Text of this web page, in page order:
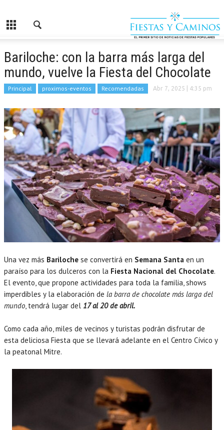
Bariloche: con la barra más larga del
mundo, vuelve la Fiesta del Chocolate
Principal proximos-eventos Recomendadas Abr 7, 2025 | 4:35 pm
Una vez más Bariloche se convertirá en Semana Santa en un
paraíso para los dulceros con la Fiesta Nacional del Chocolate.
El evento, que propone actividades para toda la familia, shows
imperdibles y la elaboración de la barra de chocolate más larga del
mundo, tendrá lugar del 17 al 20 de abril.
Como cada año, miles de vecinos y turistas podrán disfrutar de
esta deliciosa Fiesta que se llevará adelante en el Centro Cívico y
la peatonal Mitre.